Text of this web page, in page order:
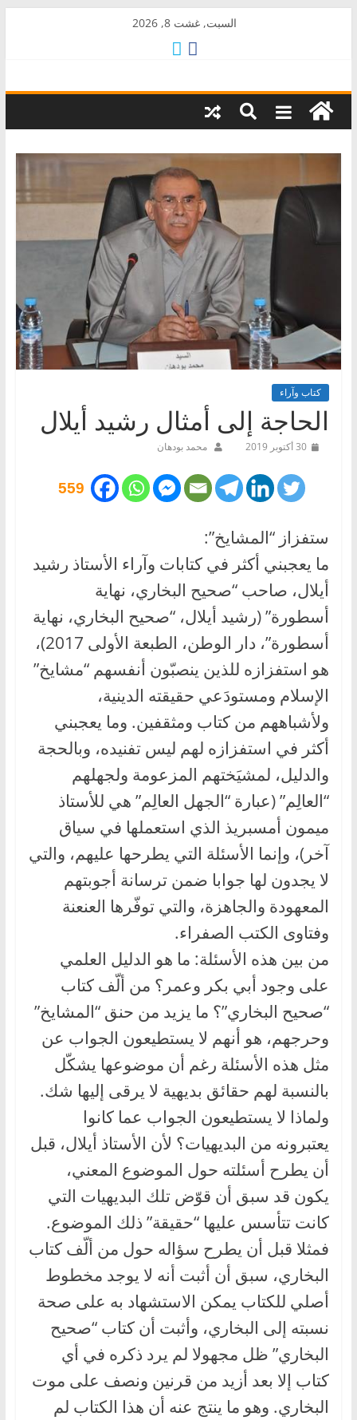
السبت, غشت 8, 2026
AkalPress
منبر
المغرب
كتاب وآراء
الحاجة إلى أمثال رشيد أيلال
30 أكتوبر 2019 محمد بودهان
559
ستفزاز “المشايخ”:
ما يعجبني أكثر في كتابات وآراء الأستاذ رشيد
أيلال، صاحب “صحيح البخاري، نهاية
أسطورة” (رشيد أيلال، “صحيح البخاري، نهاية
أسطورة”، دار الوطن، الطبعة الأولى 2017)،
هو استفزازه للذين ينصبّون أنفسهم “مشايخ”
الإسلام ومستودَعي حقيقته الدينية،
ولأشباههم من كتاب ومثقفين. وما يعجبني
أكثر في استفزازه لهم ليس تفنيده، وبالحجة
والدليل، لمشيَختهم المزعومة ولجهلهم
“العالِم” (عبارة “الجهل العالِم” هي للأستاذ
ميمون أمسبريذ الذي استعملها في سياق
آخر)، وإنما الأسئلة التي يطرحها عليهم، والتي
لا يجدون لها جوابا ضمن ترسانة أجوبتهم
المعهودة والجاهزة، والتي توفّرها العنعنة
وفتاوى الكتب الصفراء.
من بين هذه الأسئلة: ما هو الدليل العلمي
على وجود أبي بكر وعمر؟ من ألّف كتاب
“صحيح البخاري”؟ ما يزيد من حنق “المشايخ”
وحرجهم، هو أنهم لا يستطيعون الجواب عن
مثل هذه الأسئلة رغم أن موضوعها يشكّل
بالنسبة لهم حقائق بديهية لا يرقى إليها شك.
ولماذا لا يستطيعون الجواب عما كانوا
يعتبرونه من البديهيات؟ لأن الأستاذ أيلال، قبل
أن يطرح أسئلته حول الموضوع المعني،
يكون قد سبق أن قوّض تلك البديهيات التي
كانت تتأسس عليها “حقيقة” ذلك الموضوع.
فمثلا قبل أن يطرح سؤاله حول من ألّف كتاب
البخاري، سبق أن أثبت أنه لا يوجد مخطوط
أصلي للكتاب يمكن الاستشهاد به على صحة
نسبته إلى البخاري، وأثبت أن كتاب “صحيح
البخاري” ظل مجهولا لم يرد ذكره في أي
كتاب إلا بعد أزيد من قرنين ونصف على موت
البخاري. وهو ما ينتج عنه أن هذا الكتاب لم